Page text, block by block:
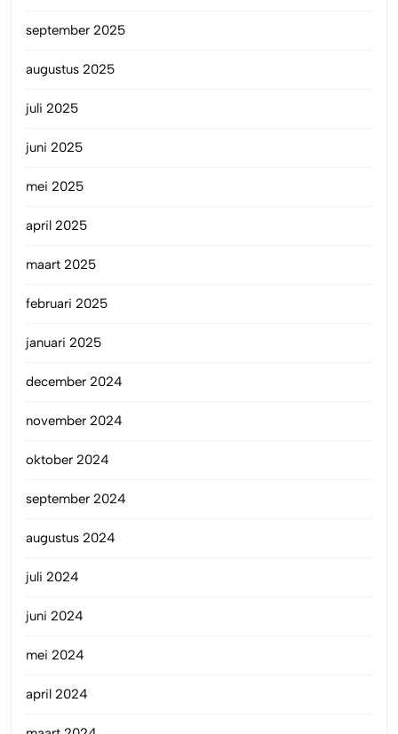
september 2025
augustus 2025
juli 2025
juni 2025
mei 2025
april 2025
maart 2025
februari 2025
januari 2025
december 2024
november 2024
oktober 2024
september 2024
augustus 2024
juli 2024
juni 2024
mei 2024
april 2024